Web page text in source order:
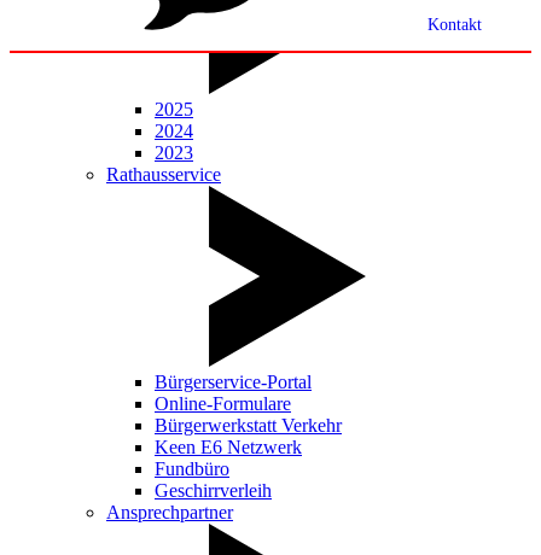
Kontakt
2025
2024
2023
Rathausservice
Bürgerservice-Portal
Online-Formulare
Bürgerwerkstatt Verkehr
Keen E6 Netzwerk
Fundbüro
Geschirrverleih
Ansprechpartner